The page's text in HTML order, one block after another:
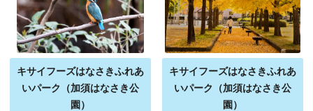
キサイフーズはなさきふれあ
いパーク（加須はなさき公
園）
キサイフーズはなさきふれあ
いパーク（加須はなさき公
園）